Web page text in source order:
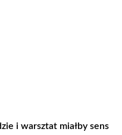
i warsztat miałby sens